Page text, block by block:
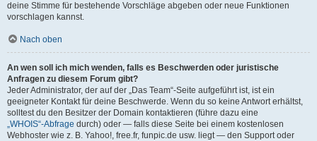
deine Stimme für bestehende Vorschläge abgeben oder neue Funktionen
vorschlagen kannst.
Nach oben
An wen soll ich mich wenden, falls es Beschwerden oder juristische
Anfragen zu diesem Forum gibt?
Jeder Administrator, der auf der „Das Team“-Seite aufgeführt ist, ist ein
geeigneter Kontakt für deine Beschwerde. Wenn du so keine Antwort erhältst,
solltest du den Besitzer der Domain kontaktieren (führe dazu eine
„WHOIS“-Abfrage durch) oder — falls diese Seite bei einem kostenlosen
Webhoster wie z. B. Yahoo!, free.fr, funpic.de usw. liegt — den Support oder